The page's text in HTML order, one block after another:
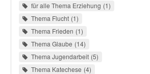
für alle Thema Erziehung 1
Thema Flucht 1
Thema Frieden 1
Thema Glaube 14
Thema Jugendarbeit 5
Thema Katechese 4